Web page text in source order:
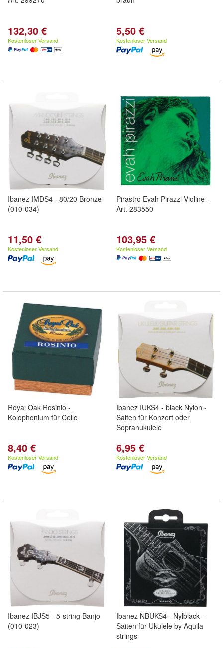
132,30 €
Kostenloser Versand
5,50 €
Kostenloser Versand
Ibanez IMDS4 - 80/20 Bronze
(010-034)
11,50 €
Kostenloser Versand
Pirastro Evah Pirazzi Violine -
Art. 283550
103,95 €
Kostenloser Versand
Royal Oak Rosinio -
Kolophonium für Cello
8,40 €
Kostenloser Versand
Ibanez IUKS4 - black Nylon -
Saiten für Konzert oder
Sopranukulele
6,95 €
Kostenloser Versand
Ibanez IBJS5 - 5-string Banjo
(010-023)
Ibanez NBUKS4 - Nylblack -
Saiten für Ukulele by Aquila
strings